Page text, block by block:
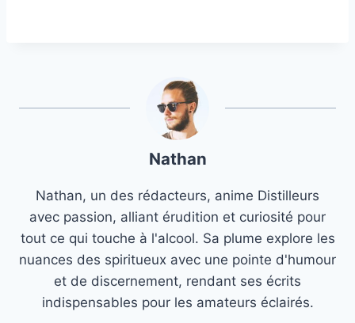
Nathan
Nathan, un des rédacteurs, anime Distilleurs
avec passion, alliant érudition et curiosité pour
tout ce qui touche à l'alcool. Sa plume explore les
nuances des spiritueux avec une pointe d'humour
et de discernement, rendant ses écrits
indispensables pour les amateurs éclairés.